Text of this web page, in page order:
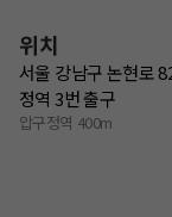
위치
서울 강남구 논현로
정역 3번 출구
압구정역 400m